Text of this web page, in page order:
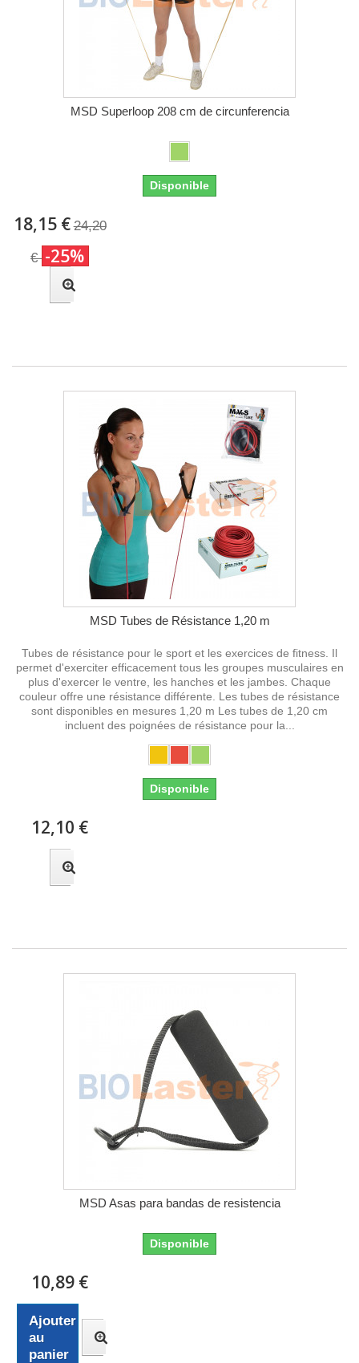
MSD Superloop 208 cm de circunferencia
Disponible
18,15 € 24,20
€ -25%
MSD Tubes de Résistance 1,20 m
Tubes de résistance pour le sport et les exercices de fitness. Il
permet d'exerciter efficacement tous les groupes musculaires en
plus d'exercer le ventre, les hanches et les jambes. Chaque
couleur offre une résistance différente. Les tubes de résistance
sont disponibles en mesures 1,20 m Les tubes de 1,20 cm
incluent des poignées de résistance pour la...
Disponible
12,10 €
MSD Asas para bandas de resistencia
Disponible
10,89 €
Ajouter
au
panier